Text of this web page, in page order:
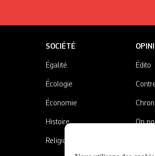
SOCIÉTÉ
Égalité
Écologie
Économie
Histoire
Religions
Édito
On